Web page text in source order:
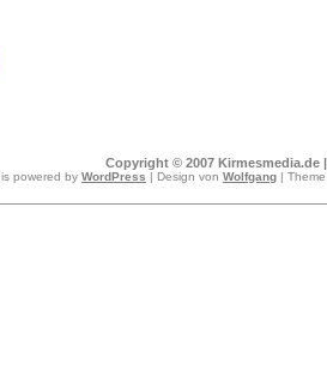
Copyright © 2007 Kirmesmedia.de
is powered by WordPress | Design von Wolfgang |